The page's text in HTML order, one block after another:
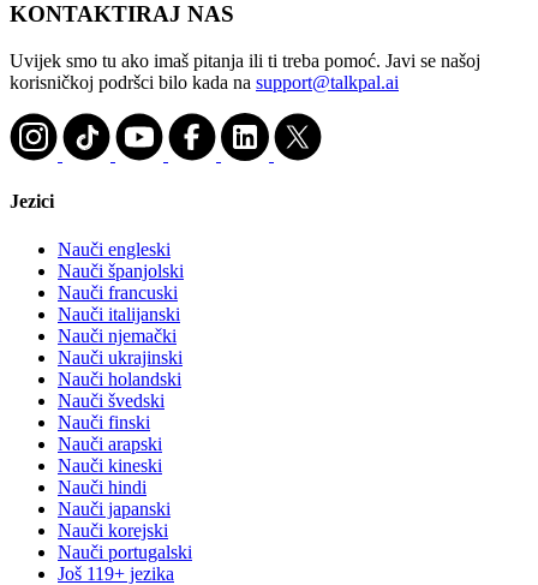
KONTAKTIRAJ NAS
Uvijek smo tu ako imaš pitanja ili ti treba pomoć. Javi se našoj
korisničkoj podršci bilo kada na support@talkpal.ai
Jezici
Nauči engleski
Nauči španjolski
Nauči francuski
Nauči italijanski
Nauči njemački
Nauči ukrajinski
Nauči holandski
Nauči švedski
Nauči finski
Nauči arapski
Nauči kineski
Nauči hindi
Nauči japanski
Nauči korejski
Nauči portugalski
Još 119+ jezika